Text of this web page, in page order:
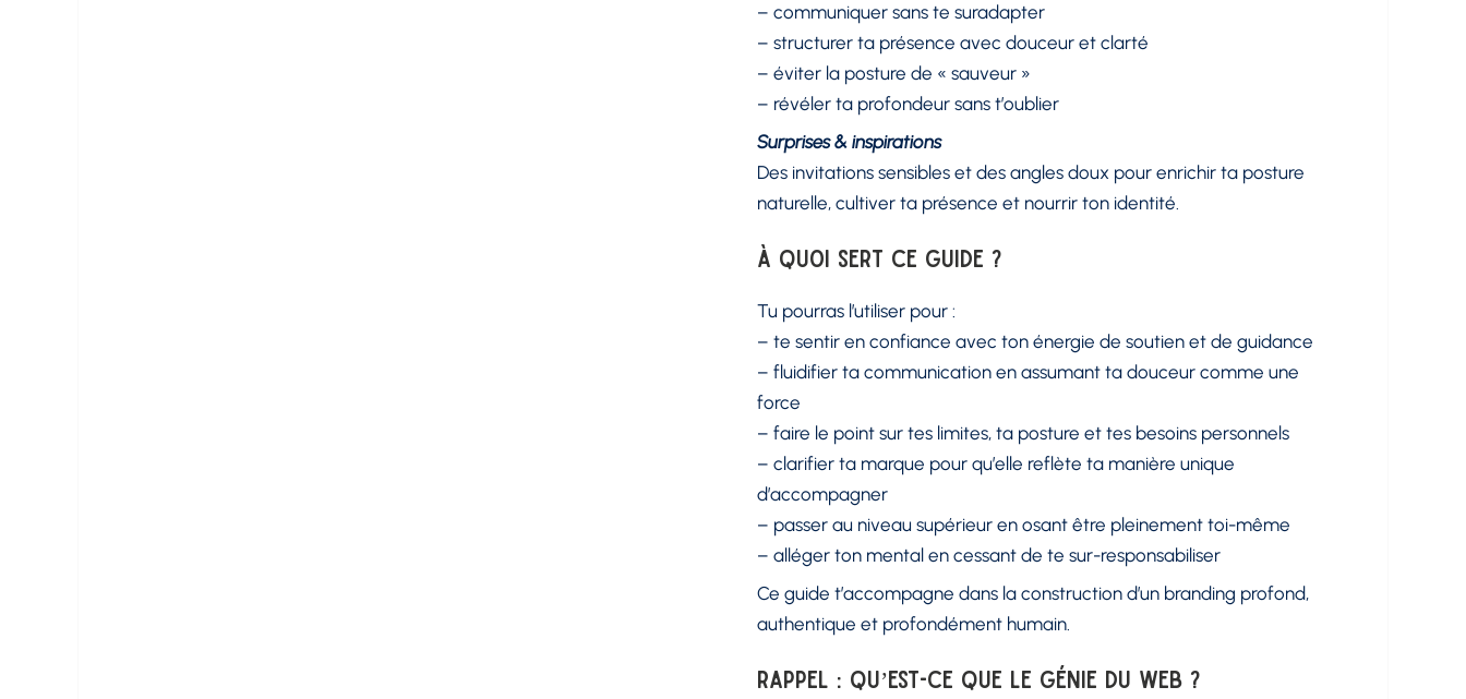
– communiquer sans te suradapter
– structurer ta présence avec douceur et clarté
– éviter la posture de « sauveur »
– révéler ta profondeur sans t’oublier
Surprises & inspirations
Des invitations sensibles et des angles doux pour enrichir ta posture
naturelle, cultiver ta présence et nourrir ton identité.
À quoi sert ce guide ?
Tu pourras l’utiliser pour :
– te sentir en confiance avec ton énergie de soutien et de guidance
– fluidifier ta communication en assumant ta douceur comme une
force
– faire le point sur tes limites, ta posture et tes besoins personnels
– clarifier ta marque pour qu’elle reflète ta manière unique
d’accompagner
– passer au niveau supérieur en osant être pleinement toi-même
– alléger ton mental en cessant de te sur-responsabiliser
Ce guide t’accompagne dans la construction d’un branding profond,
authentique et profondément humain.
Rappel : qu’est-ce que le Génie du Web ?